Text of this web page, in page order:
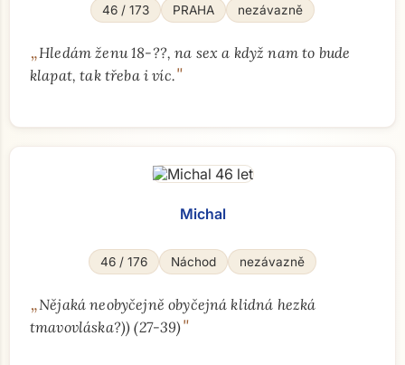
46 / 173 PRAHA nezávazně
„Hledám ženu 18-??, na sex a když nam to bude
klapat, tak třeba i víc."
Michal
46 / 176 Náchod nezávazně
„Nějaká neobyčejně obyčejná klidná hezká
tmavovláska?)) (27-39)"